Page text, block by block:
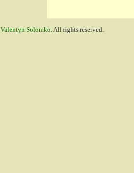
Valentyn Solomko. All rights reserved.